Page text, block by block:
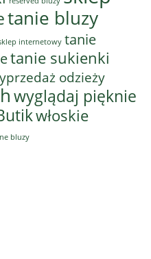
tanie bluzy
internetowy tanie
tanie sukienki
odzieży
wyglądaj pięknie
włoskie
bluzy